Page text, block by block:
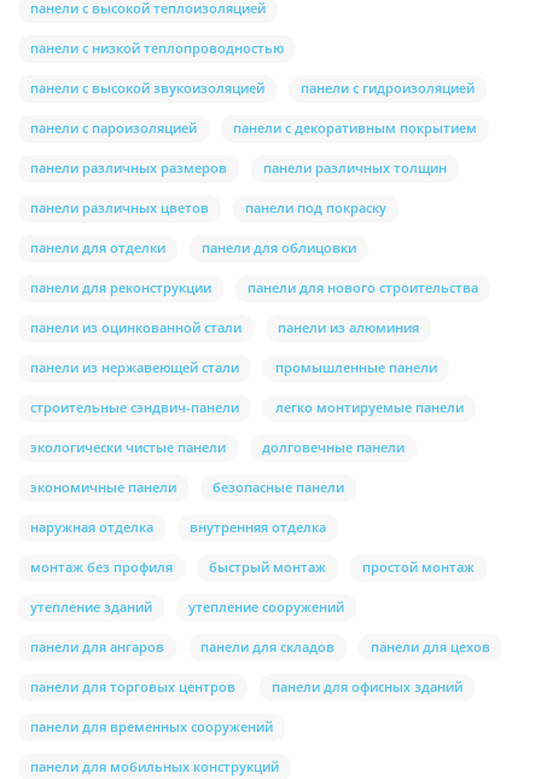
панели с высокой теплоизоляцией
панели с низкой теплопроводностью
панели с высокой звукоизоляцией панели с гидроизоляцией
панели с пароизоляцией панели с декоративным покрытием
панели различных размеров панели различных толщин
панели различных цветов панели под покраску
панели для отделки панели для облицовки
панели для реконструкции панели для нового строительства
панели из оцинкованной стали панели из алюминия
панели из нержавеющей стали промышленные панели
строительные сэндвич-панели легко монтируемые панели
экологически чистые панели долговечные панели
экономичные панели безопасные панели
наружная отделка внутренняя отделка
монтаж без профиля быстрый монтаж простой монтаж
утепление зданий утепление сооружений
панели для ангаров панели для складов панели для цехов
панели для торговых центров панели для офисных зданий
панели для временных сооружений
панели для мобильных конструкций